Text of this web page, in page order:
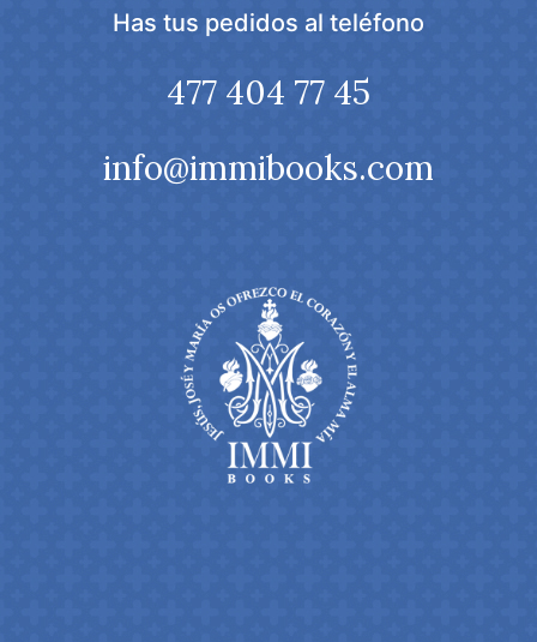
Has tus pedidos al teléfono
477 404 77 45
info@immibooks.com